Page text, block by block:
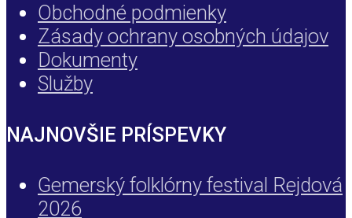
Obchodné podmienky
Zásady ochrany osobných údajov
Dokumenty
Služby
NAJNOVŠIE PRÍSPEVKY
Gemerský folklórny festival Rejdová
2026